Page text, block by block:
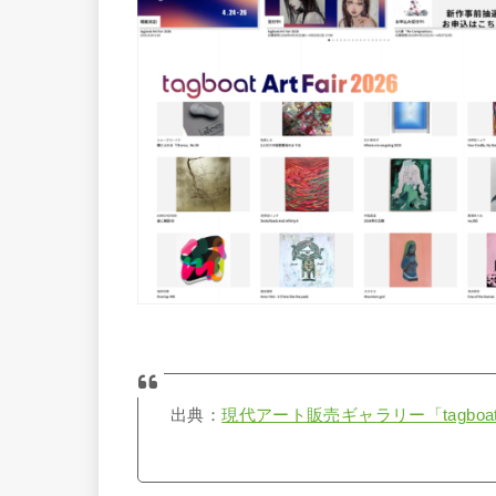
出典：現代アート販売ギャラリー「